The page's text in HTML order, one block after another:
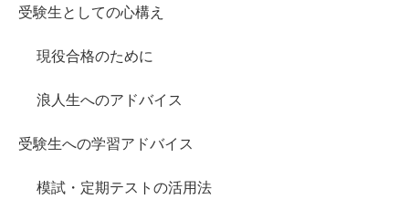
受験生としての心構え
現役合格のために
浪人生へのアドバイス
受験生への学習アドバイス
模試・定期テストの活用法